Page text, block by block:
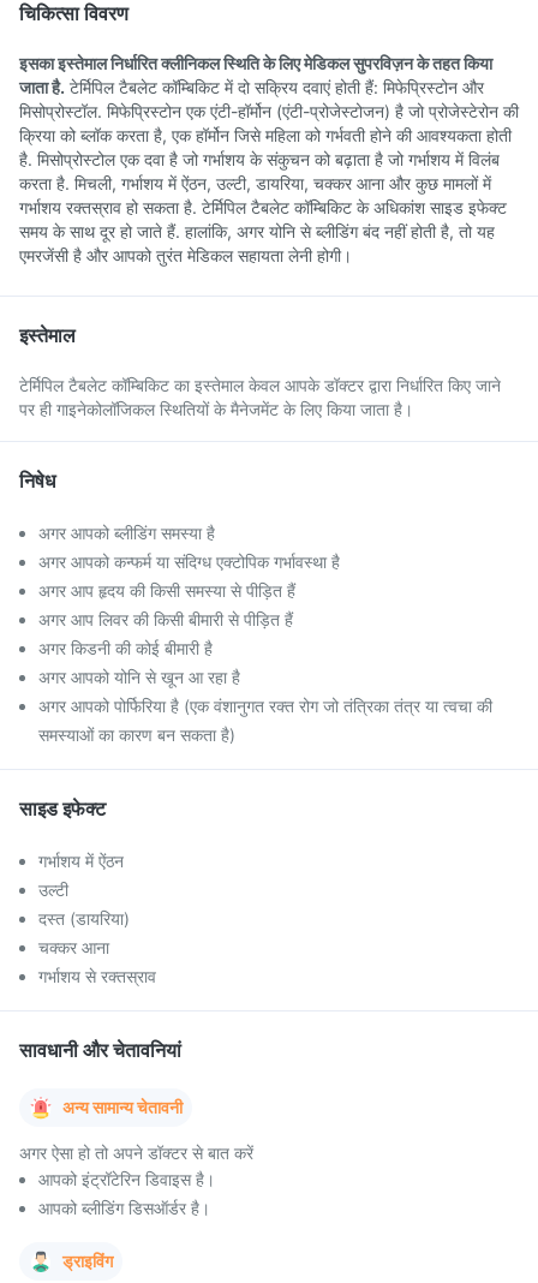
चिकित्सा विवरण
इसका इस्तेमाल निर्धारित क्लीनिकल स्थिति के लिए मेडिकल सुपरविज़न के तहत किया
जाता है. टेर्मिपिल टैबलेट कॉम्बिकिट में दो सक्रिय दवाएं होती हैं: मिफेप्रिस्टोन और
मिसोप्रोस्टॉल. मिफेप्रिस्टोन एक एंटी-हॉर्मोन (एंटी-प्रोजेस्टोजन) है जो प्रोजेस्टेरोन की
क्रिया को ब्लॉक करता है, एक हॉर्मोन जिसे महिला को गर्भवती होने की आवश्यकता होती
है. मिसोप्रोस्टोल एक दवा है जो गर्भाशय के संकुचन को बढ़ाता है जो गर्भाशय में विलंब
करता है. मिचली, गर्भाशय में ऐंठन, उल्टी, डायरिया, चक्कर आना और कुछ मामलों में
गर्भाशय रक्तस्राव हो सकता है. टेर्मिपिल टैबलेट कॉम्बिकिट के अधिकांश साइड इफेक्ट
समय के साथ दूर हो जाते हैं. हालांकि, अगर योनि से ब्लीडिंग बंद नहीं होती है, तो यह
एमरजेंसी है और आपको तुरंत मेडिकल सहायता लेनी होगी।
इस्तेमाल
टेर्मिपिल टैबलेट कॉम्बिकिट का इस्तेमाल केवल आपके डॉक्टर द्वारा निर्धारित किए जाने
पर ही गाइनेकोलॉजिकल स्थितियों के मैनेजमेंट के लिए किया जाता है।
निषेध
अगर आपको ब्लीडिंग समस्या है
अगर आपको कन्फर्म या संदिग्ध एक्टोपिक गर्भावस्था है
अगर आप हृदय की किसी समस्या से पीड़ित हैं
अगर आप लिवर की किसी बीमारी से पीड़ित हैं
अगर किडनी की कोई बीमारी है
अगर आपको योनि से खून आ रहा है
अगर आपको पोर्फिरिया है (एक वंशानुगत रक्त रोग जो तंत्रिका तंत्र या त्वचा की
समस्याओं का कारण बन सकता है)
साइड इफेक्ट
गर्भाशय में ऐंठन
उल्टी
दस्त (डायरिया)
चक्कर आना
गर्भाशय से रक्तस्राव
सावधानी और चेतावनियां
अन्य सामान्य चेतावनी
अगर ऐसा हो तो अपने डॉक्टर से बात करें
आपको इंट्रॉटेरिन डिवाइस है।
आपको ब्लीडिंग डिसऑर्डर है।
ड्राइविंग